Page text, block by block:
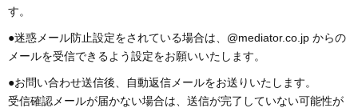
す。
●迷惑メール防止設定をされている場合は、@mediator.co.jp からの
メールを受信できるよう設定をお願いいたします。
●お問い合わせ送信後、自動返信メールをお送りいたします。
受信確認メールが届かない場合は、送信が完了していない可能性が